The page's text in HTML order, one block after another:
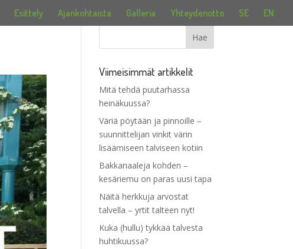
Esittely Ajankohtaista Galleria Yhteydenotto SE EN
Viimeisimmät artikkelit
Mitä tehdä puutarhassa
heinäkuussa?
Väriä pöytään ja pinnoille –
suunnittelijan vinkit värin
lisäämiseen talviseen kotiin
Bakkanaaleja kohden –
kesäriemu on paras uusi tapa
Näitä herkkuja arvostat
talvella – yrtit talteen nyt!
Kuka (hullu) tykkää talvesta
huhtikuussa?